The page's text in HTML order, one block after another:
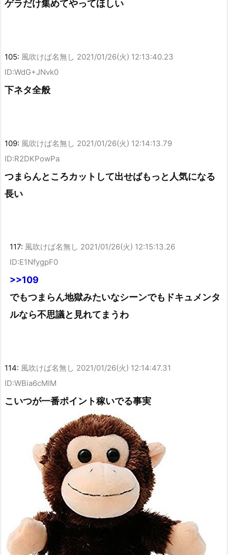
ゲラだけ集めてやってほしい
105: 風吹けば名無し 2021/01/26(火) 12:13:40.23
ID:WdG+JNvk0
下ネタ全般
109: 風吹けば名無し 2021/01/26(火) 12:14:13.79
ID:R2DKPowPa
つまらんところカットして出せばもっと人気になる
長い
117: 風吹けば名無し 2021/01/26(火) 12:15:13.26
ID:E1NfygpF0
>>109
でもつまらん地獄みたいなシーンでもドキュメンタ
ルなら不思議と見れてまうわ
114: 風吹けば名無し 2021/01/26(火) 12:14:47.31
ID:WBia6cMIM
こいつが一番ポイント稼いでる事実